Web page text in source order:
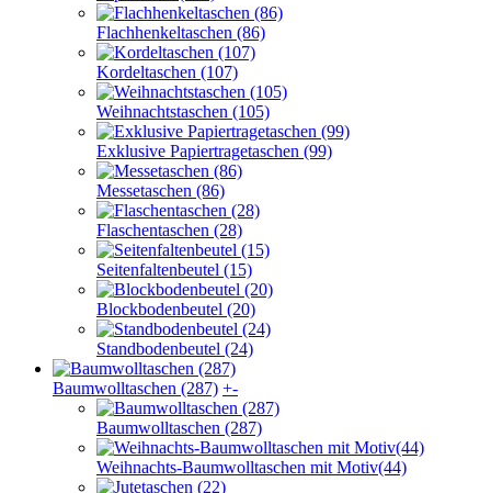
Flachhenkeltaschen (86)
Kordeltaschen (107)
Weihnachtstaschen (105)
Exklusive Papiertragetaschen (99)
Messetaschen (86)
Flaschentaschen (28)
Seitenfaltenbeutel (15)
Blockbodenbeutel (20)
Standbodenbeutel (24)
Baumwolltaschen (287) +-
Baumwolltaschen (287)
Weihnachts-Baumwolltaschen mit Motiv(44)